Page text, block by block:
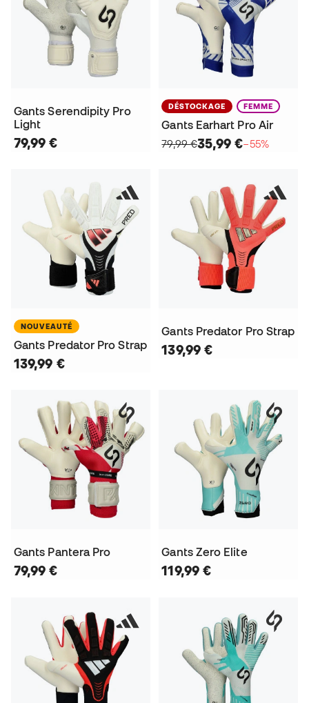
Gants Serendipity Pro
Light
79,99 €
DÉSTOCKAGE FEMME
Gants Earhart Pro Air
79,99 €35,99 €−55%
NOUVEAUTÉ
Gants Predator Pro Strap
139,99 €
Gants Predator Pro Strap
139,99 €
Gants Pantera Pro
79,99 €
Gants Zero Elite
119,99 €